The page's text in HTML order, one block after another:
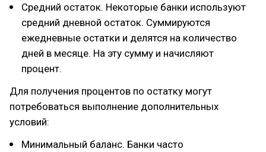
Средний остаток. Некоторые банки используют
средний дневной остаток. Суммируются
ежедневные остатки и делятся на количество
дней в месяце. На эту сумму и начисляют
процент.
Для получения процентов по остатку могут
потребоваться выполнение дополнительных
условий:
Минимальный баланс. Банки часто